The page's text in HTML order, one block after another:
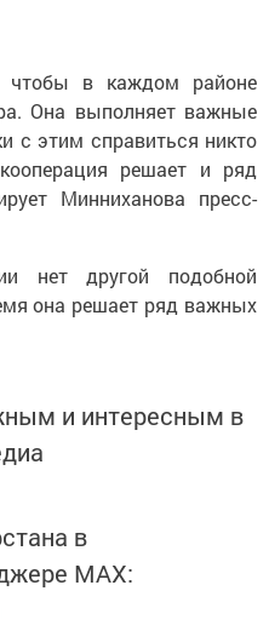
чтобы в каждом районе
Она выполняет важные
с этим справиться никто
решает и ряд
Минниханова пресс-
нет другой подобной
она решает ряд важных
и интересным в
в
MАХ: